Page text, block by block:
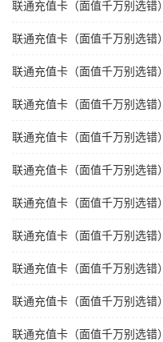
联通充值卡（面值千万别选错
联通充值卡（面值千万别选错
联通充值卡（面值千万别选错
联通充值卡（面值千万别选错
联通充值卡（面值千万别选错
联通充值卡（面值千万别选错
联通充值卡（面值千万别选错
联通充值卡（面值千万别选错
联通充值卡（面值千万别选错
联通充值卡（面值千万别选错
联通充值卡（面值千万别选错